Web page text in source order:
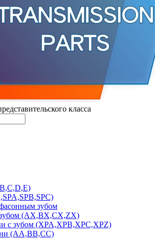
класса
зубом
(AX,BX,CX,ZX)
с зубом (XPA,XPB,XPC,XPZ)
(AA,BB,CC)